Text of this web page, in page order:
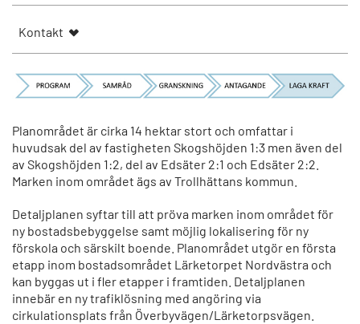
Kontakt
Planområdet är cirka 14 hektar stort och omfattar i
huvudsak del av fastigheten Skogshöjden 1:3 men även del
av Skogshöjden 1:2, del av Edsäter 2:1 och Edsäter 2:2.
Marken inom området ägs av Trollhättans kommun.
Detaljplanen syftar till att pröva marken inom området för
ny bostadsbebyggelse samt möjlig lokalisering för ny
förskola och särskilt boende. Planområdet utgör en första
etapp inom bostadsområdet Lärketorpet Nordvästra och
kan byggas ut i fler etapper i framtiden. Detaljplanen
innebär en ny trafiklösning med angöring via
cirkulationsplats från Överbyvägen/Lärketorpsvägen.